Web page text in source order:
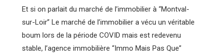
Et si on parlait du marché de l’immobilier à “Montval-
sur-Loir” Le marché de l’immobilier a vécu un véritable
boum lors de la période COVID mais est redevenu
stable, l’agence immobilière “Immo Mais Pas Que”